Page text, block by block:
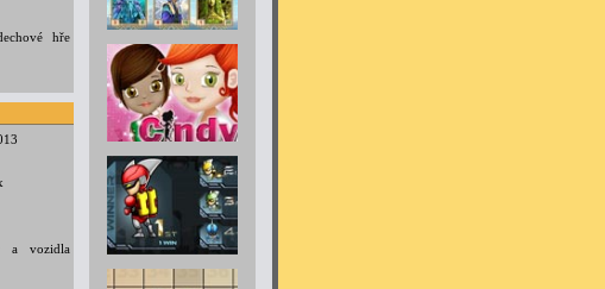
hře
a vozidla